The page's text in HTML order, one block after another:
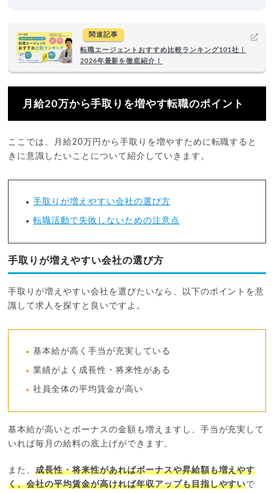
関連記事
転職エージェントおすすめ比較ランキング101社｜
2026年最新を徹底紹介！
月給20万から手取りを増やす転職のポイント
ここでは、月給20万円から手取りを増やすために転職すると
きに意識したいことについて紹介していきます。
手取りが増えやすい会社の選び方
転職活動で失敗しないための注意点
手取りが増えやすい会社の選び方
手取りが増えやすい会社を選びたいなら、以下のポイントを意
識して求人を探すと良いですよ。
基本給が高く手当が充実している
業績がよく成長性・将来性がある
社員全体の平均賃金が高い
基本給が高いとボーナスの金額も増えますし、手当が充実して
いれば毎月の給料の底上げができます。
また、成長性・将来性があればボーナスや昇給額も増えやす
く、会社の平均賃金が高ければ年収アップも目指しやすいで